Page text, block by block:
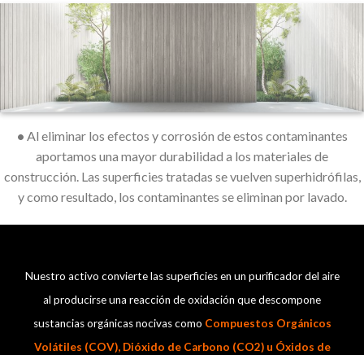
• Al eliminar los efectos y corrosión de estos contaminantes
aportamos una mayor durabilidad a los materiales de
construcción. Las superficies tratadas se vuelven superhidrófilas,
y como resultado, los contaminantes se eliminan por lavado.
Nuestro activo convierte las superficies en un purificador del aire
al producirse una reacción de oxidación que descompone
sustancias orgánicas nocivas como Compuestos Orgánicos
Volátiles (COV), Dióxido de Carbono (CO2) u Óxidos de